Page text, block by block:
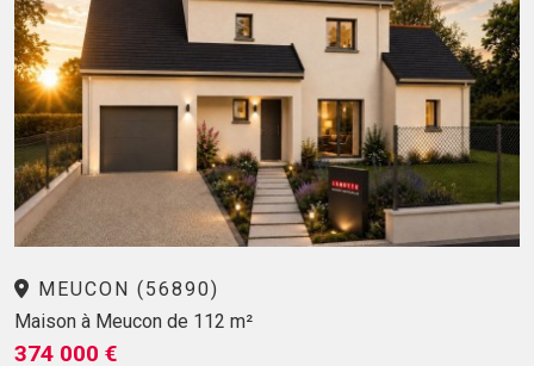
MEUCON (56890)
Maison à Meucon de 112 m²
374 000 €